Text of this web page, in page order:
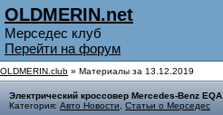
OLDMERIN.net
Мерседес клуб
Перейти на форум
OLDMERIN.club » Материалы за 13.12.2019
Электрический кроссовер Mercedes-Benz EQA
Категория: Авто Новости Статьи о Мерседес